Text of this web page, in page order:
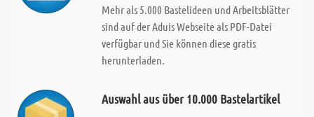
Mehr als 5.000 Bastelideen und Arbeitsblätter
sind auf der Aduis Webseite als PDF-Datei
verfügbar und Sie können diese gratis
herunterladen.
Auswahl aus über 10.000 Bastelartikel